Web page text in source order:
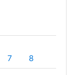
7 8